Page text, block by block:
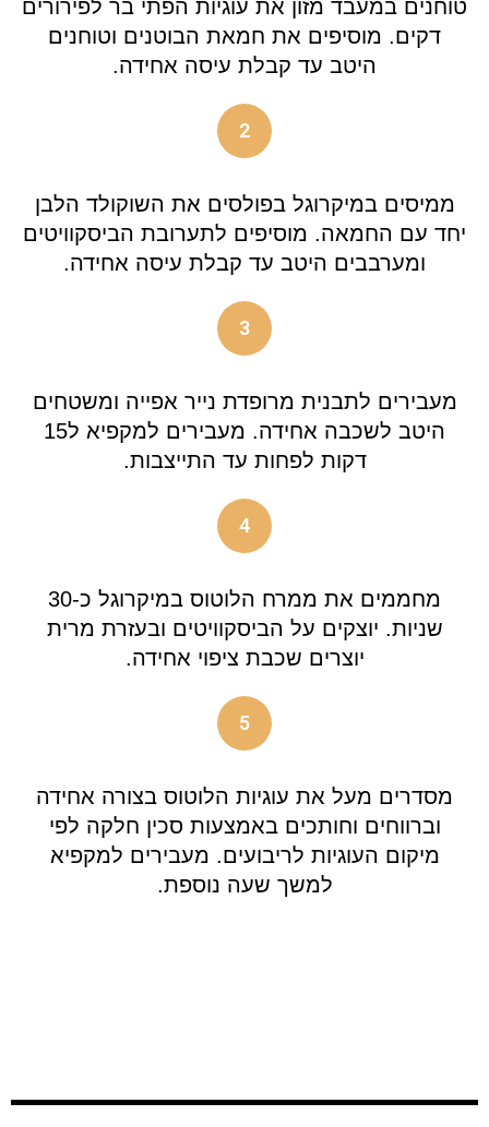
טוחנים במעבד מזון את עוגיות הפתי בר לפירורים
דקים. מוסיפים את חמאת הבוטנים וטוחנים
היטב עד קבלת עיסה אחידה.
2
ממיסים במיקרוגל בפולסים את השוקולד הלבן
יחד עם החמאה. מוסיפים לתערובת הביסקוויטים
ומערבבים היטב עד קבלת עיסה אחידה.
3
מעבירים לתבנית מרופדת נייר אפייה ומשטחים
היטב לשכבה אחידה. מעבירים למקפיא ל15
דקות לפחות עד התייצבות.
4
מחממים את ממרח הלוטוס במיקרוגל כ-30
שניות. יוצקים על הביסקוויטים ובעזרת מרית
יוצרים שכבת ציפוי אחידה.
5
מסדרים מעל את עוגיות הלוטוס בצורה אחידה
וברווחים וחותכים באמצעות סכין חלקה לפי
מיקום העוגיות לריבועים. מעבירים למקפיא
למשך שעה נוספת.